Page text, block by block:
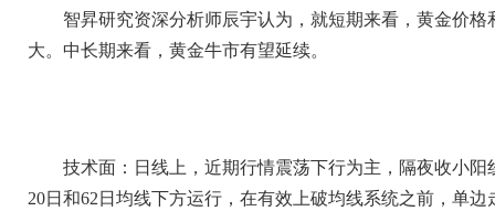
智昇研究资深分析师辰宇认为，就短期来看，黄金价
大。中长期来看，黄金牛市有望延续。
技术面：日线上，近期行情震荡下行为主，隔夜收小
20日和62日均线下方运行，在有效上破均线系统之前，单